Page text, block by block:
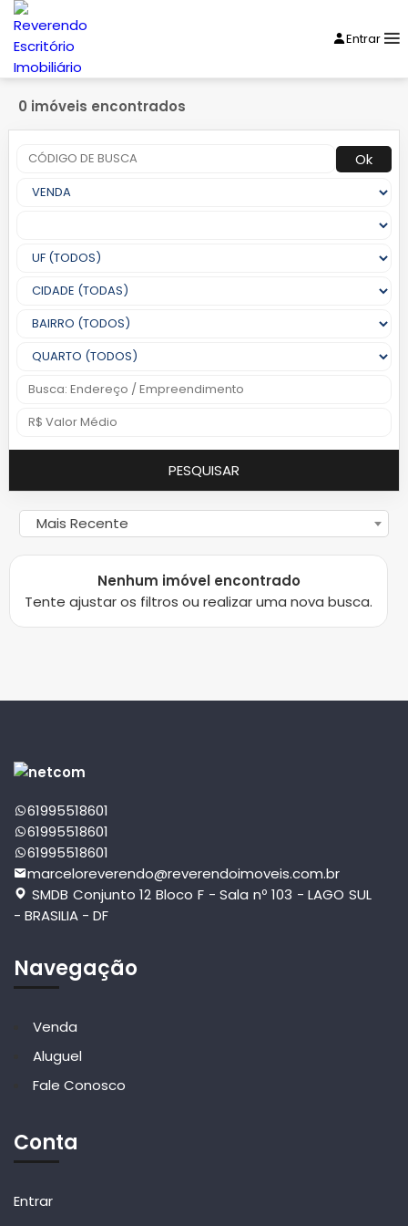
Entrar
0 imóveis encontrados
Ok
PESQUISAR
Mais Recente
Nenhum imóvel encontrado
Tente ajustar os filtros ou realizar uma nova busca.
61995518601
61995518601
61995518601
marceloreverendo@reverendoimoveis.com.br
SMDB Conjunto 12 Bloco F - Sala nº 103 - LAGO SUL
- BRASILIA - DF
Navegação
Venda
Aluguel
Fale Conosco
Conta
Entrar